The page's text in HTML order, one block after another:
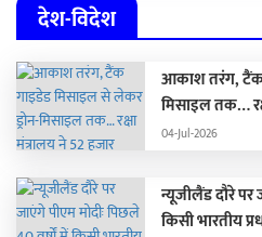
देश-विदेश
आकाश तरंग, टैंक
मिसाइल तक…
हथियार खरीदने
04-Jul-2026
न्यूजीलैंड दौरे पर
किसी भारतीय